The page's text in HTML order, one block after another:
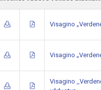
Visagino
Visagino
Visagino